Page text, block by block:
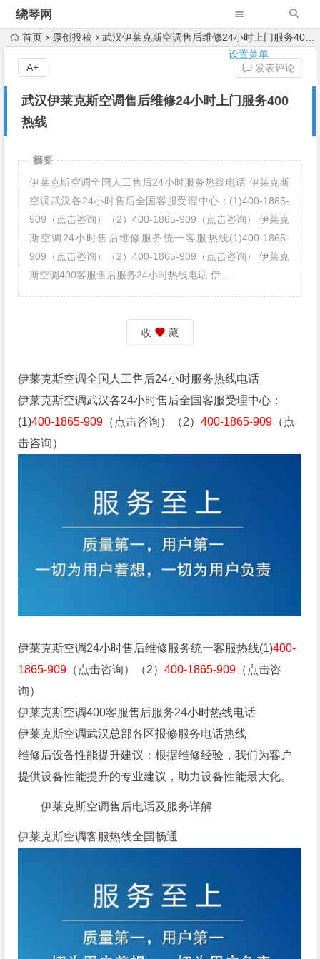
绕琴网
设置菜单
首页 原创投稿 武汉伊莱克斯空调售后维修24小时上门服务400热线
武汉伊莱克斯空调售后维修24小时上门服务400
热线
发表评论
A+
摘要
伊莱克斯空调全国人工售后24小时服务热线电话 伊莱克斯
空调武汉各24小时售后全国客服受理中心：(1)400-1865-
909（点击咨询）（2）400-1865-909（点击咨询） 伊莱克
斯空调24小时售后维修服务统一客服热线(1)400-1865-
909（点击咨询）（2）400-1865-909（点击咨询） 伊莱克
斯空调400客服售后服务24小时热线电话 伊…
收 藏
伊莱克斯空调全国人工售后24小时服务热线电话
伊莱克斯空调武汉各24小时售后全国客服受理中心：
(1)400-1865-909 （点击咨询）（2）400-1865-909 （点
击咨询）
伊莱克斯空调24小时售后维修服务统一客服热线(1)400-
1865-909 （点击咨询）（2）400-1865-909 （点击咨
询）
伊莱克斯空调400客服售后服务24小时热线电话
伊莱克斯空调武汉总部各区报修服务电话热线
维修后设备性能提升建议：根据维修经验，我们为客户
提供设备性能提升的专业建议，助力设备性能最大化。
伊莱克斯空调售后电话及服务详解
伊莱克斯空调客服热线全国畅通